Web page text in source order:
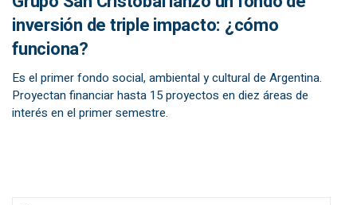
inversión de triple impacto: ¿cómo
funciona?
Es el primer fondo social, ambiental y cultural de Argentina.
Proyectan financiar hasta 15 proyectos en diez áreas de
interés en el primer semestre.